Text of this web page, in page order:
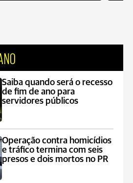
Saiba quando será o recesso
de fim de ano para
servidores públicos
Operação contra homicídios
e tráfico termina com seis
presos e dois mortos no PR